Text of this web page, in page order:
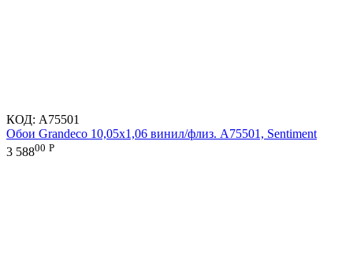
КОД: A75501
Обои Grandeco 10,05х1,06 винил/флиз. A75501, Sentiment
3 58800 Р